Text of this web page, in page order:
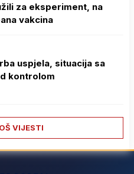
za eksperiment, na
vakcina
uspjela, situacija sa
kontrolom
VIJESTI